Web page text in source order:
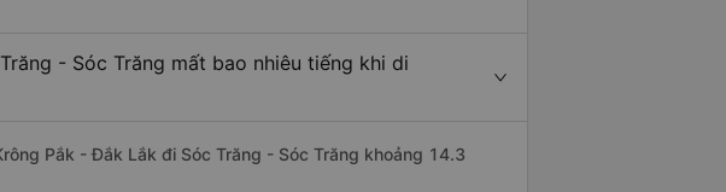
- Sóc Trăng mất bao nhiêu tiếng khi di
Pắk - Đắk Lắk đi Sóc Trăng - Sóc Trăng khoảng 14.3